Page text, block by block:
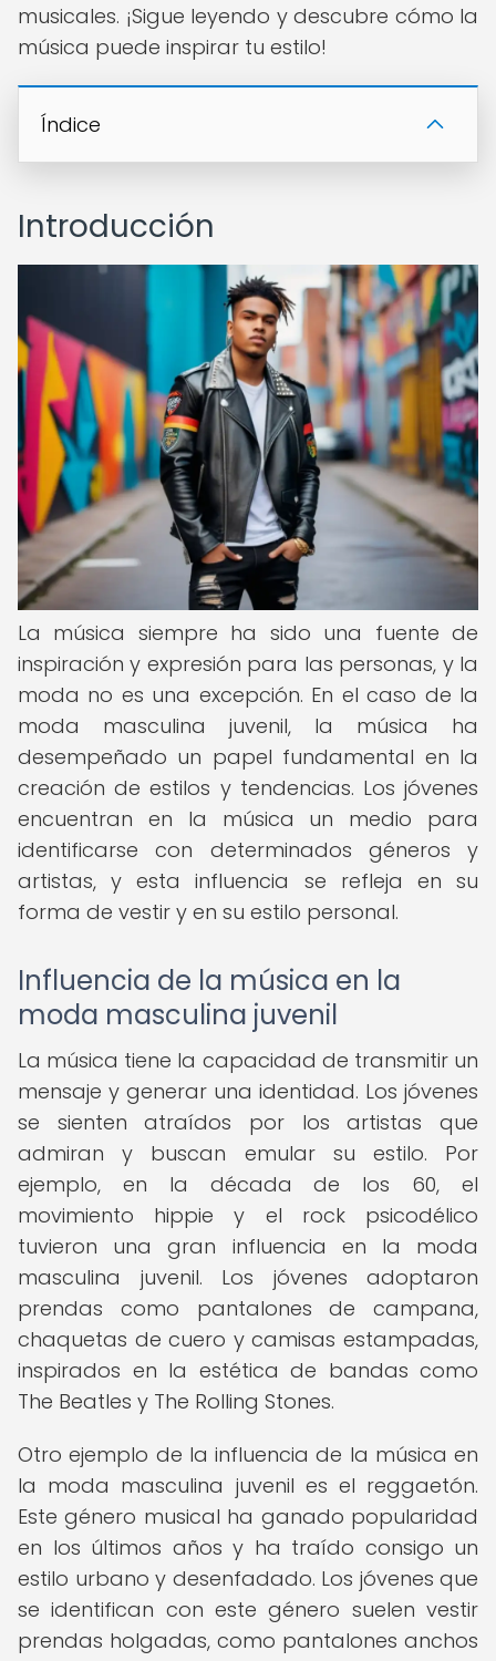
musicales. ¡Sigue leyendo y descubre cómo la
música puede inspirar tu estilo!
Índice
Introducción
La música siempre ha sido una fuente de
inspiración y expresión para las personas, y la
moda no es una excepción. En el caso de la
moda masculina juvenil, la música ha
desempeñado un papel fundamental en la
creación de estilos y tendencias. Los jóvenes
encuentran en la música un medio para
identificarse con determinados géneros y
artistas, y esta influencia se refleja en su
forma de vestir y en su estilo personal.
Influencia de la música en la
moda masculina juvenil
La música tiene la capacidad de transmitir un
mensaje y generar una identidad. Los jóvenes
se sienten atraídos por los artistas que
admiran y buscan emular su estilo. Por
ejemplo, en la década de los 60, el
movimiento hippie y el rock psicodélico
tuvieron una gran influencia en la moda
masculina juvenil. Los jóvenes adoptaron
prendas como pantalones de campana,
chaquetas de cuero y camisas estampadas,
inspirados en la estética de bandas como
The Beatles y The Rolling Stones.
Otro ejemplo de la influencia de la música en
la moda masculina juvenil es el reggaetón.
Este género musical ha ganado popularidad
en los últimos años y ha traído consigo un
estilo urbano y desenfadado. Los jóvenes que
se identifican con este género suelen vestir
prendas holgadas, como pantalones anchos